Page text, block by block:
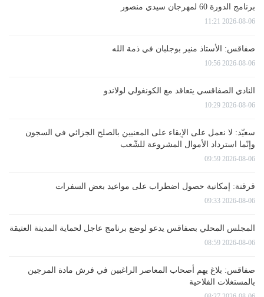
برنامج الدورة 60 لمهرجان سيدي منصور
2026-08-06 11:21
صفاقس: الأستاذ منير بوجلبان في ذمة الله
2026-08-06 10:56
النادي الصفاقسي يتعاقد مع الكونغولي لولاندو
2026-08-06 10:29
سعيّد: لا نعمل على الإبقاء على المعنيين بالصلح الجزائي في السجون
وإنّما استرداد الأموال المشروعة للشّعب
2026-08-06 09:59
قرقنة: إمكانية حصول اضطراب على مواعيد بعض السفرات
2026-08-06 09:33
المجلس المحلي بصفاقس يدعو لوضع برنامج عاجل لحماية المدينة العتيقة
2026-08-06 08:59
صفاقس: بلاغ يهم أصحاب المعاصر الراغبين في فرش مادة المرجين
بالمستغلات الفلاحية